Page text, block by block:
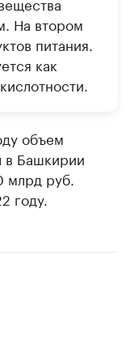
На втором
питания.
как
объем
в Башкирии
млрд руб.
году.